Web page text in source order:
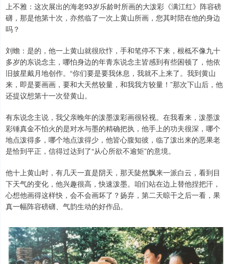
上不雅：这次展出的海老93岁乐龄时所画的大泼彩《满江红》阵容磅
礴，那是他第十次，亦然临了一次上黄山所画，您其时陪在他的身边
吗？
刘蟾：是的，他一上黄山就很欣忭，手和笔停不下来，根柢不像九十
多岁的东说念主，哪怕身边的年青东说念主皆感到有些困顿了，他依
旧披星戴月地创作。“你们要是要我休息，我就不上来了。我到黄山
来，即是要画画，要和大天然较量，和我我方较量！”那次下山后，他
还提议想第十一次登黄山。
有东说念主说，我父亲晚年的泼墨泼彩画很轻视。在我看来，泼墨泼
彩锤真金不怕火的是对水与墨的精确把执，他手上的功夫很深，哪个
地点泼得多，哪个地点泼得少，他皆心腹知彼，临了泼出来的恶果老
是恰到平正，信得过达到了“从心所欲不逾矩”的意境。
他十上黄山时，有几天一直是阴天，那天陡然飘来一派白云，看到目
下天气的变化，他兴趣很高，快速泼墨。咱们站在边上替他捏把汗，
心想他画得这样快，会不会画坏了？扬弃，第二天晾干之后一看，果
真一幅阵容磅礴、气韵生动的好作品。